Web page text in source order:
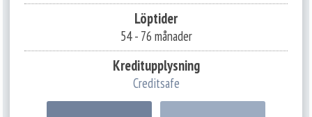
Löptider
54 - 76 månader
Kreditupplysning
Creditsafe